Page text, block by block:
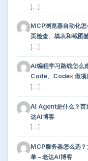
[…] …
MCP浏览器自动化
页检查、填表和截图
[…] …
AI编程学习路线怎
Code、Codex 做项
[…] …
AI Agent是什么？普
达AI博客
[…] …
MCP服务器怎么选
单 – 老达AI博客